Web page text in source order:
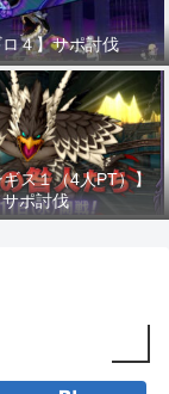
４】サポ討伐
ス１（4人PT）】
サポ討伐